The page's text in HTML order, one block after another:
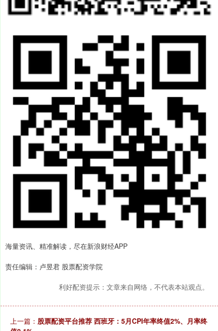
海量资讯、精准解读，尽在新浪财经APP
责任编辑：卢昱君 股票配资学院
利好配资提示：文章来自网络，不代表本站观点。
上一篇： 股票配资平台推荐 西班牙：5月CPI年率终值2%、月率终